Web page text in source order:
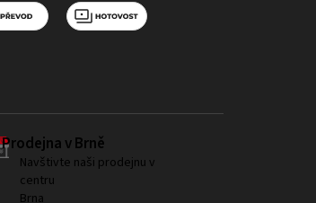
Prodejna v Brně
Navštivte naši prodejnu v
centru
Brna